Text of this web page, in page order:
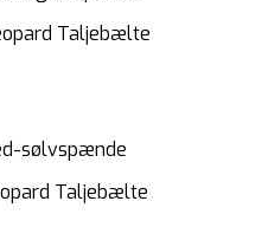
Taljebælte
Taljebælte